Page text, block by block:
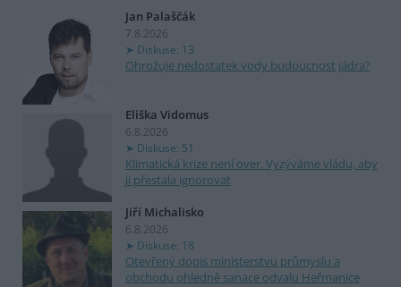
Jan Palaščák
7.8.2026
Diskuse: 13
Ohrožuje nedostatek vody budoucnost jádra?
Eliška Vidomus
6.8.2026
Diskuse: 51
Klimatická krize není over. Vyzýváme vládu, aby
ji přestala ignorovat
Jiří Michalisko
6.8.2026
Diskuse: 18
Otevřený dopis ministerstvu průmyslu a
obchodu ohledně sanace odvalu Heřmanice